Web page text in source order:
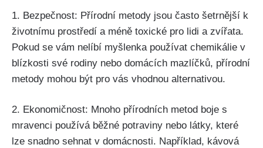
1. Bezpečnost: Přírodní ⁣metody jsou často šetrnější k
životnímu prostředí a méně toxické pro lidi ‍a zvířata.
Pokud se vám nelíbí myšlenka používat chemikálie⁢ v
blízkosti své⁤ rodiny nebo domácích mazlíčků, přírodní
metody mohou být pro vás vhodnou alternativou.
2. Ekonomičnost: Mnoho přírodních metod boje s
mravenci používá běžné potraviny nebo látky, které⁢
lze snadno sehnat v⁢ domácnosti. ‍Například, kávová